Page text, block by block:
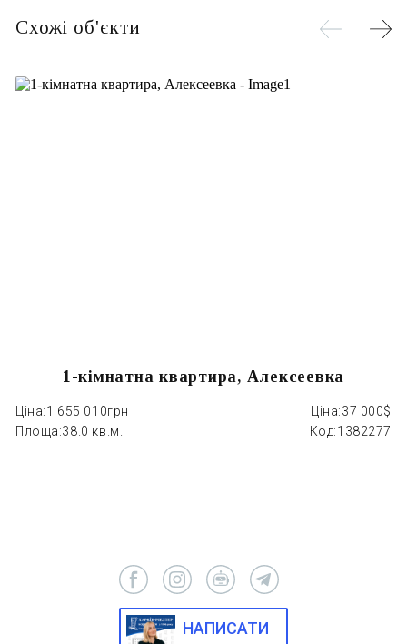
Схожі об'єкти
1-кімнатна квартира, Алексеевка
Ціна:1 655 010грн Ціна:37 000$
Площа:38.0 кв.м. Код:1382277
НАПИСАТИ